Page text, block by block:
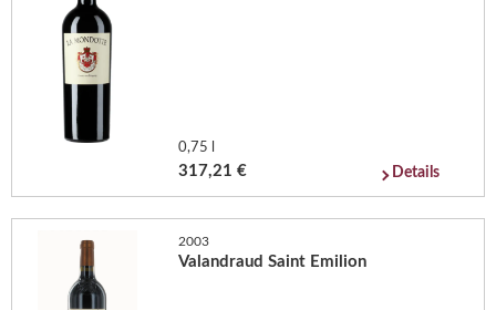
0,75 l
317,21 € Details
2003
Valandraud Saint Emilion